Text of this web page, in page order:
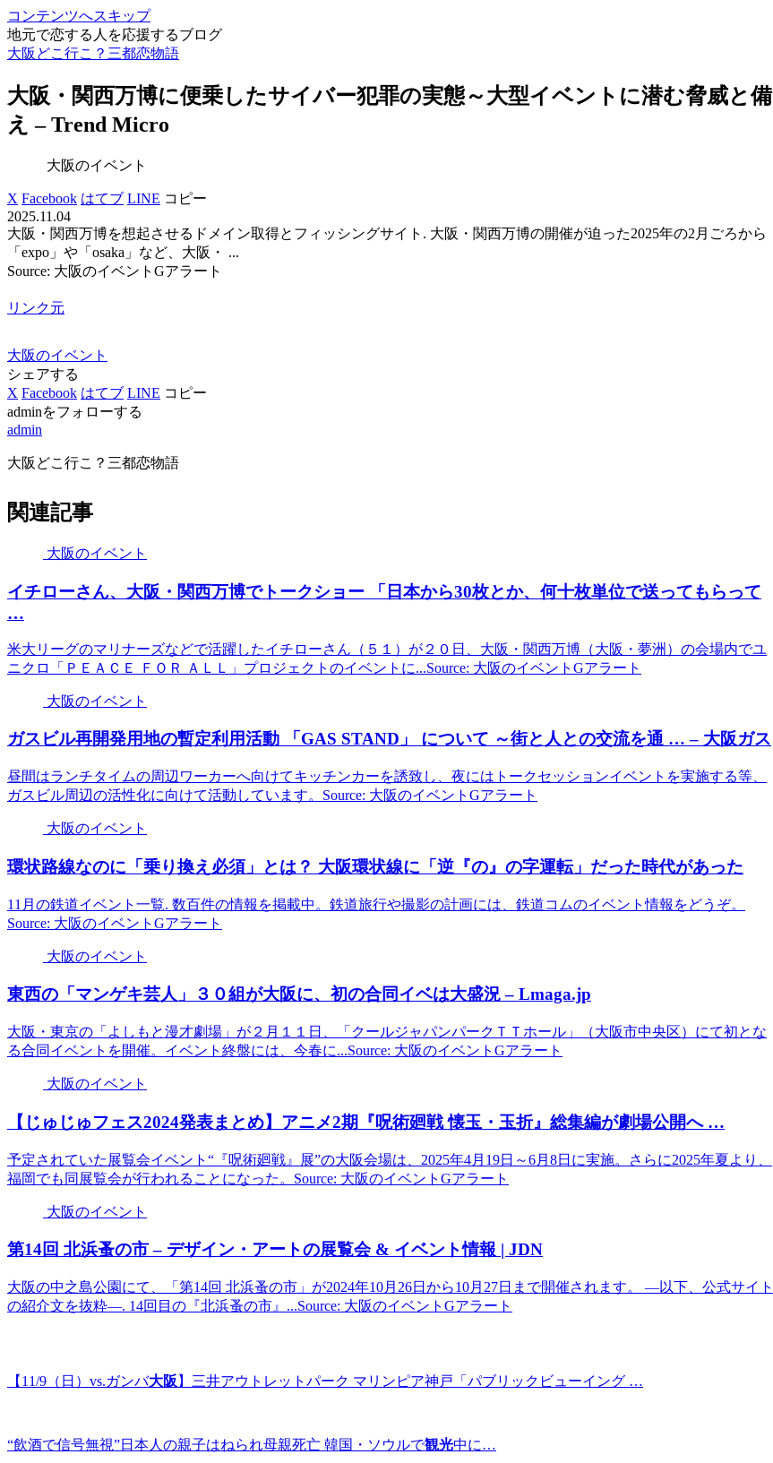
コンテンツへスキップ
地元で恋する人を応援するブログ
大阪どこ行こ？三都恋物語
大阪 ・関西万博に便乗したサイバー犯罪の実態～大型イベント に潜む脅威と備
え – Trend Micro
大阪のイベント
X Facebook はてブ LINE コピー
2025.11.04
大阪・関西万博を想起させるドメイン取得とフィッシングサイト. 大阪・関西万博の開催が迫った2025年の2月ごろから
「expo」や「osaka」など、大阪・ ...
Source: 大阪のイベントGアラート
リンク元
大阪のイベント
シェアする
X Facebook はてブ LINE コピー
adminをフォローする
admin
大阪どこ行こ？三都恋物語
関連記事
大阪のイベント
イチローさん、 大阪 ・関西万博でトークショー 「日本から30枚とか、何十枚単位で送ってもらって
…
米大リーグのマリナーズなどで活躍したイチローさん（５１）が２０日、大阪・関西万博（大阪・夢洲）の会場内でユ
ニクロ「ＰＥＡＣＥ ＦＯＲ ＡＬＬ」プロジェクトのイベントに...Source: 大阪のイベントGアラート
大阪のイベント
ガスビル再開発用地の暫定利用活動 「GAS STAND」 について ～街と人との交流を通 … – 大阪ガス
昼間はランチタイムの周辺ワーカーへ向けてキッチンカーを誘致し、夜にはトークセッションイベントを実施する等、
ガスビル周辺の活性化に向けて活動しています。Source: 大阪のイベントGアラート
大阪のイベント
環状路線なのに「乗り換え必須」とは？ 大阪環状線に「逆『の』の字運転」だった時代があった
11月の鉄道イベント一覧. 数百件の情報を掲載中。鉄道旅行や撮影の計画には、鉄道コムのイベント情報をどうぞ。
Source: 大阪のイベントGアラート
大阪のイベント
東西の「マンゲキ芸人」３０組が大阪に、初の合同イベは大盛況 – Lmaga.jp
⼤阪・東京の「よしもと漫才劇場」が２月１１日、「クールジャパンパークＴＴホール」（大阪市中央区）にて初とな
る合同イベントを開催。イベント終盤には、今春に...Source: 大阪のイベントGアラート
大阪のイベント
【じゅじゅフェス2024発表まとめ】アニメ2期『呪術廻戦 懐玉・玉折』総集編が劇場公開へ …
予定されていた展覧会イベント“『呪術廻戦』展”の大阪会場は、2025年4月19日～6月8日に実施。さらに2025年夏より、
福岡でも同展覧会が行われることになった。Source: 大阪のイベントGアラート
大阪のイベント
第14回 北浜蚤の市 – デザイン・アートの展覧会 & イベント情報 | JDN
大阪の中之島公園にて、「第14回 北浜蚤の市」が2024年10月26日から10月27日まで開催されます。 —以下、公式サイト
の紹介文を抜粋—. 14回目の『北浜蚤の市』...Source: 大阪のイベントGアラート
【11/9（日）vs.ガンバ大阪 】三井アウトレットパーク マリンピア神戸「パブリックビューイング …
“飲酒で信号無視”日本人の親子はねられ母親死亡 韓国・ソウルで観光中に…